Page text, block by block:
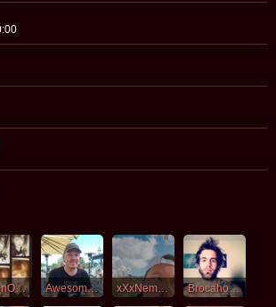
QueenOfDarkness Awesomesauce xXxNemesisxXx Brocahontaz